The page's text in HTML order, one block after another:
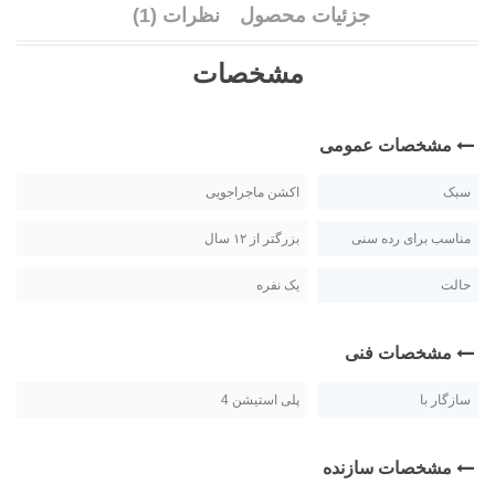
جزئیات محصول نظرات (1)
مشخصات
مشخصات عمومی
سبک اکشن ماجراجویی
مناسب برای رده سنی بزرگتر از ۱۲ سال
حالت یک نفره
مشخصات فنی
سازگار با پلی استیشن 4
مشخصات سازنده